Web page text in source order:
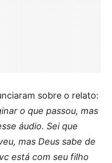
sobre o relato:
o que passou, mas
áudio. Sei que
mas Deus sabe de
está com seu filho